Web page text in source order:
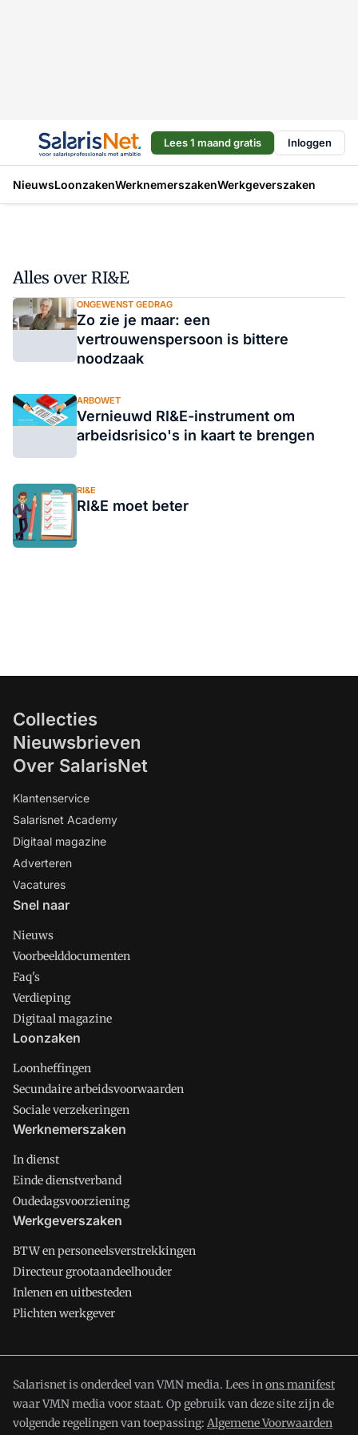
Lees 1 maand gratis Inloggen
NieuwsLoonzakenWerknemerszakenWerkgeverszaken
Alles over RI&E
ONGEWENST GEDRAG
Zo zie je maar: een
vertrouwenspersoon is bittere
noodzaak
ARBOWET
Vernieuwd RI&E-instrument om
arbeidsrisico's in kaart te brengen
RI&E
RI&E moet beter
Collecties
Nieuwsbrieven
Over SalarisNet
Klantenservice
Salarisnet Academy
Digitaal magazine
Adverteren
Vacatures
Snel naar
Nieuws
Voorbeelddocumenten
Faq's
Verdieping
Digitaal magazine
Loonzaken
Loonheffingen
Secundaire arbeidsvoorwaarden
Sociale verzekeringen
Werknemerszaken
In dienst
Einde dienstverband
Oudedagsvoorziening
Werkgeverszaken
BTW en personeelsverstrekkingen
Directeur grootaandeelhouder
Inlenen en uitbesteden
Plichten werkgever
Salarisnet is onderdeel van VMN media. Lees inons manifest
waar VMN media voor staat. Op gebruik van deze site zijn de
volgende regelingen van toepassing: Algemene Voorwaarden